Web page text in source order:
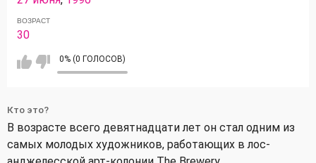
ВОЗРАСТ
30
0% (0 ГОЛОСОВ)
Кто это?
В возрасте всего девятнадцати лет он стал одним из
самых молодых художников, работающих в лос-